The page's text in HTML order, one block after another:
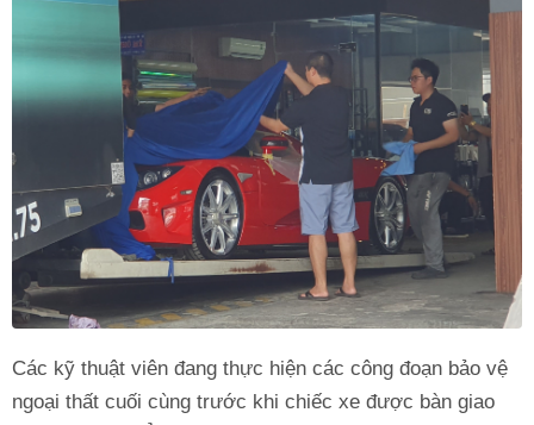
Các kỹ thuật viên đang thực hiện các công đoạn bảo vệ
ngoại thất cuối cùng trước khi chiếc xe được bàn giao